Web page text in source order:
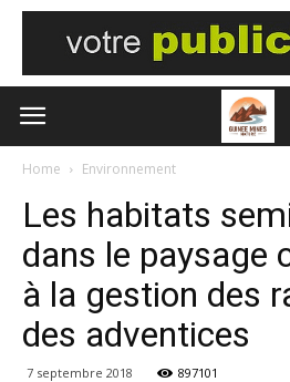
Home Environnement
Les habitats
dans le paysage
à la gestion des
des adventices
7 septembre 2018 897101